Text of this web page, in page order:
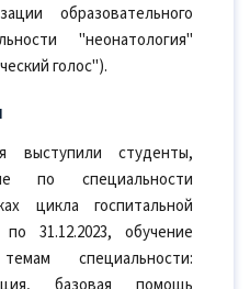
образовательного
"неонатология"
голос").
выступили студенты,
по специальности
цикла госпитальной
31.12.2023, обучение
специальности: